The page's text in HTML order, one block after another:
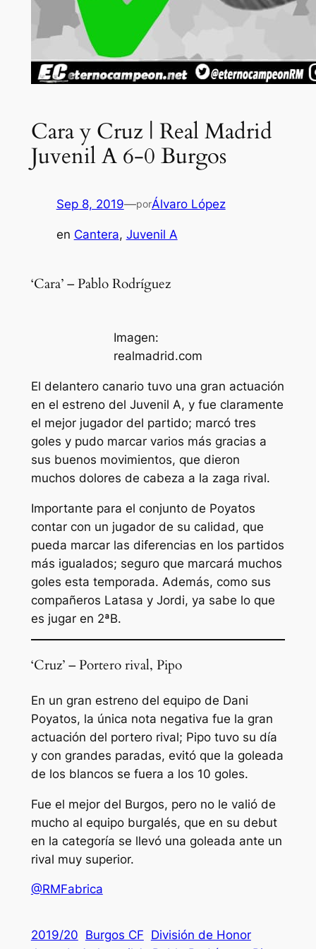
Cara y Cruz | Real Madrid
Juvenil A 6-0 Burgos
Sep 8, 2019—porÁlvaro López
en Cantera, Juvenil A
‘Cara’ – Pablo Rodríguez
Imagen:
realmadrid.com
El delantero canario tuvo una gran actuación
en el estreno del Juvenil A, y fue claramente
el mejor jugador del partido; marcó tres
goles y pudo marcar varios más gracias a
sus buenos movimientos, que dieron
muchos dolores de cabeza a la zaga rival.
Importante para el conjunto de Poyatos
contar con un jugador de su calidad, que
pueda marcar las diferencias en los partidos
más igualados; seguro que marcará muchos
goles esta temporada. Además, como sus
compañeros Latasa y Jordi, ya sabe lo que
es jugar en 2ªB.
‘Cruz’ – Portero rival, Pipo
En un gran estreno del equipo de Dani
Poyatos, la única nota negativa fue la gran
actuación del portero rival; Pipo tuvo su día
y con grandes paradas, evitó que la goleada
de los blancos se fuera a los 10 goles.
Fue el mejor del Burgos, pero no le valió de
mucho al equipo burgalés, que en su debut
en la categoría se llevó una goleada ante un
rival muy superior.
@RMFabrica
2019/20 Burgos CF División de Honor